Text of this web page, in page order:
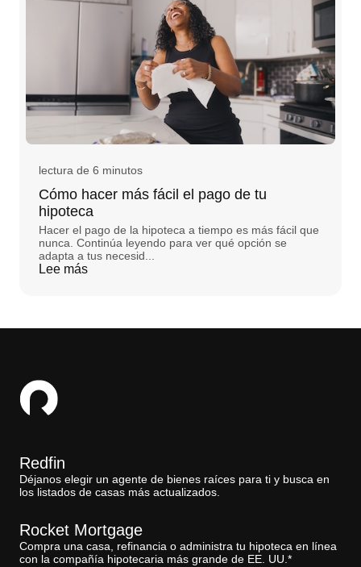
lectura de 6 minutos
Cómo hacer más fácil el pago de tu
hipoteca
Hacer el pago de la hipoteca a tiempo es más fácil que
nunca. Continúa leyendo para ver qué opción se
adapta a tus necesid...
Lee más
Redfin
Déjanos elegir un agente de bienes raíces para ti y busca en
los listados de casas más actualizados.
Rocket Mortgage
Compra una casa, refinancia o administra tu hipoteca en línea
con la compañía hipotecaria más grande de EE. UU.*